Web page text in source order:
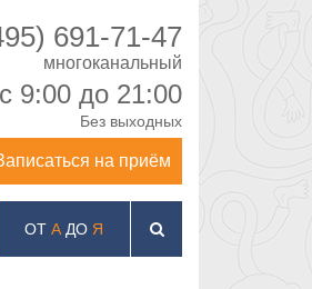
691-71-47
с 9:00 до 21:00
Без выходных
на приём
ОТ АДО Я